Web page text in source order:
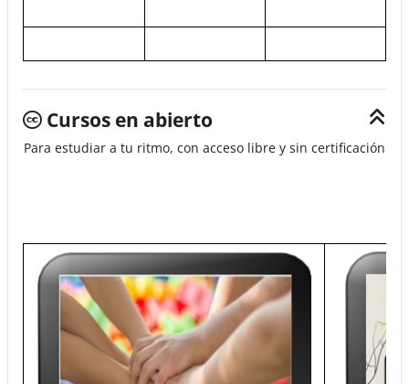
Cursos en abierto
Para estudiar a tu ritmo, con acceso libre y sin certificación